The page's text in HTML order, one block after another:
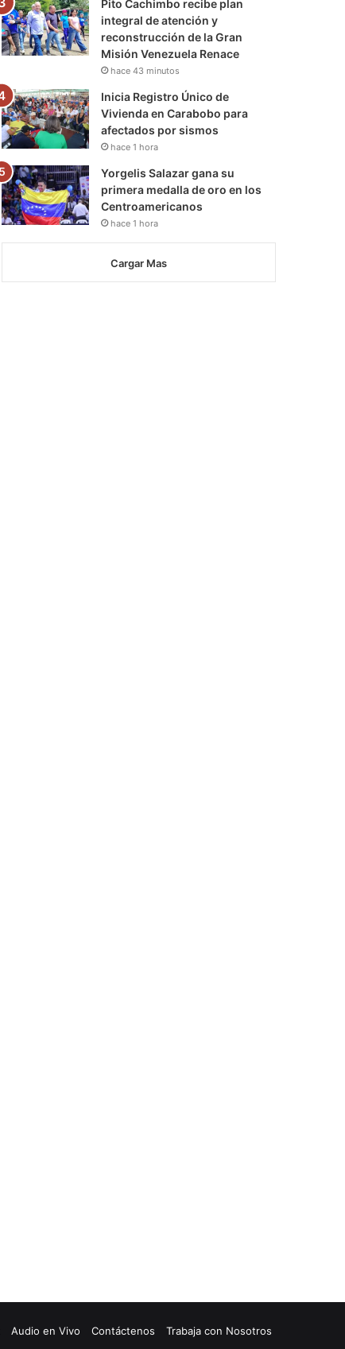
Pito Cachimbo recibe plan
integral de atención y
reconstrucción de la Gran
Misión Venezuela Renace
hace 43 minutos
Inicia Registro Único de
Vivienda en Carabobo para
afectados por sismos
hace 1 hora
Yorgelis Salazar gana su
primera medalla de oro en los
Centroamericanos
hace 1 hora
Cargar Mas
Audio en Vivo Contáctenos Trabaja con Nosotros